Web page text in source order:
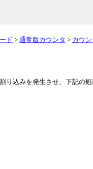
ド > 通常版カウンタ > カウ
り込みを発生させ、下記の処